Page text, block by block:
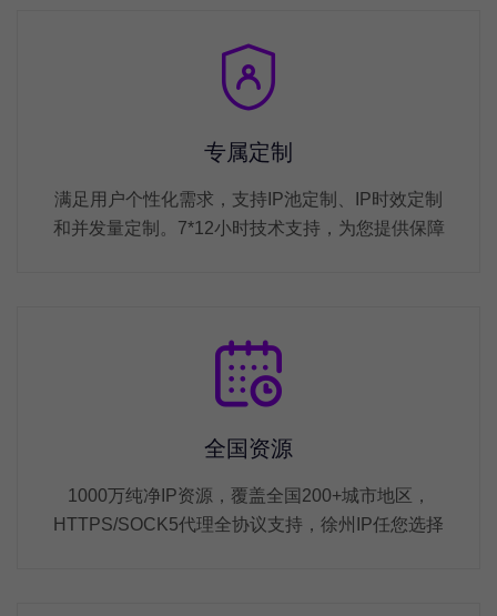
专属定制
满足用户个性化需求，支持IP池定制、IP时效定制
和并发量定制。7*12小时技术支持，为您提供保障
全国资源
1000万纯净IP资源，覆盖全国200+城市地区，
HTTPS/SOCK5代理全协议支持，徐州IP任您选择